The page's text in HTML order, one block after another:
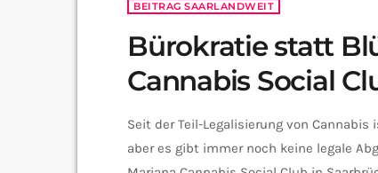
BEITRAG SAARLANDWEIT
Bürokratie statt
Cannabis Social
Seit der Teil-Legalisierung von
aber es gibt immer noch keine legale